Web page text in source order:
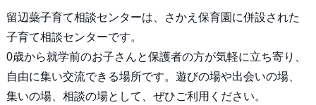
留辺蘂子育て相談センターは、さかえ保育園に併設された
子育て相談センターです。
0歳から就学前のお子さんと保護者の方が気軽に立ち寄り、
自由に集い交流できる場所です。遊びの場や出会いの場、
集いの場、相談の場として、ぜひご利用ください。